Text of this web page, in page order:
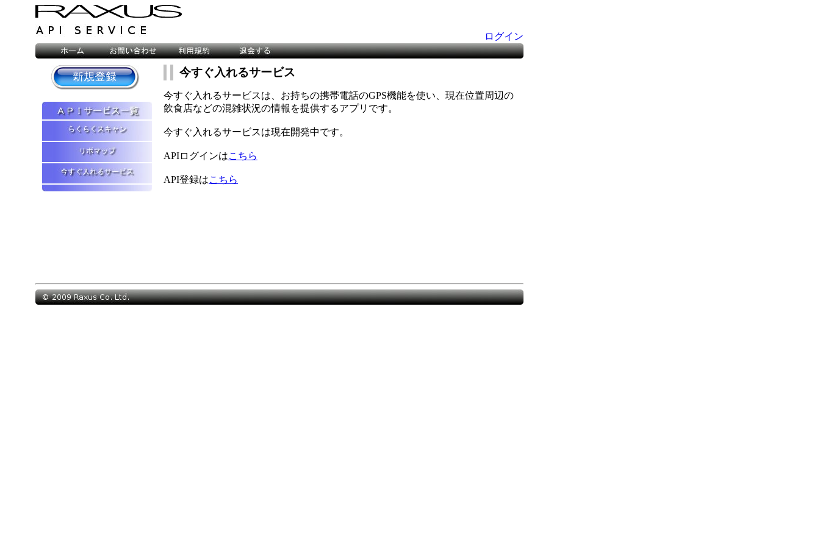
ログイン
今すぐ入れるサービス
今すぐ入れるサービスは、お持ちの携帯電話のGPS機能を使い、現在位置周辺の
飲食店などの混雑状況の情報を提供するアプリです。
今すぐ入れるサービスは現在開発中です。
APIログインはこちら
API登録はこちら